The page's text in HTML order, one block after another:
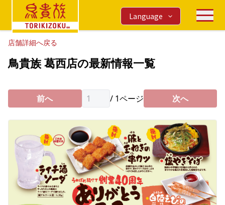
Language
店舗詳細へ戻る
鳥貴族 葛西店の最新情報一覧
前へ / 1ページ 次へ